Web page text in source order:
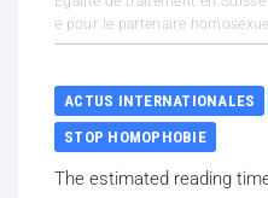
Contenus litigieux
Nous soutenir
Boutique
e pour le partenaire
ACTUS INTERNATIONALES
STOP HOMOPHOBIE
The estimated reading